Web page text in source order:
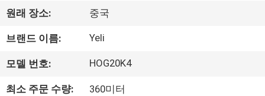
품
회
사
Plastic
Technology
Ltd.
Reserved.
Developed
ECER
원래 장소: 중국
브랜드 이름: Yeli
모델 번호: HOG20K4
최소 주문 수량: 360미터